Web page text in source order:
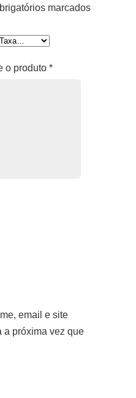
marcados
o produto *
email e site
a próxima vez que